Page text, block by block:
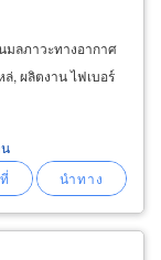
มลภาวะทางอากาศ
, ผลิตงาน ไฟเบอร์